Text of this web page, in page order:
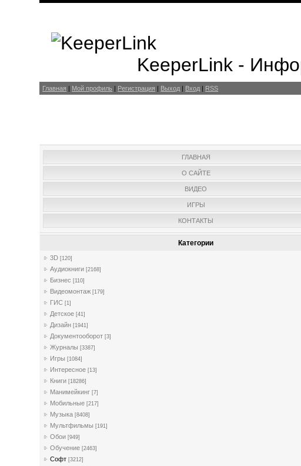
KeeperLink -
Главная | Мой профиль | Регистрация | Выход | Вход | RSS
ГЛАВНАЯ
О САЙТЕ
ВИДЕО
ИГРЫ
КОНТАКТЫ
Категории
3D [120]
Аудиокниги [2168]
Бизнес [110]
Видеомонтаж [179]
ГИС [1]
Детское [41]
Дизайн [1941]
Документооборот [3]
Журналы [3387]
Игры [1084]
Интересное [13]
Книги [18286]
Манимейкинг [7]
Мобильные [217]
Музыка [8408]
Мультфильмы [191]
Обои [949]
Обучение [2463]
Софт [3212]